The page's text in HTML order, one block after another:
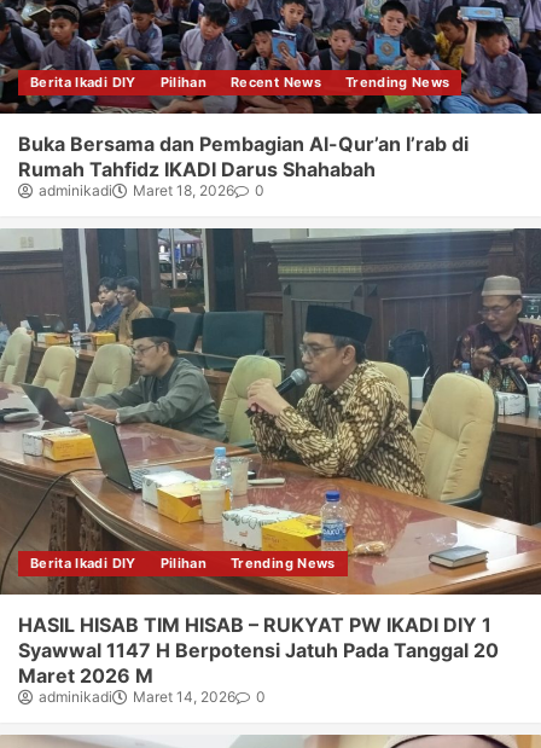
Berita Ikadi DIY Pilihan Recent News Trending News
Buka Bersama dan Pembagian Al-Qur’an I’rab di
Rumah Tahfidz IKADI Darus Shahabah
adminikadi Maret 18, 2026 0
Berita Ikadi DIY Pilihan Trending News
HASIL HISAB TIM HISAB – RUKYAT PW IKADI DIY 1
Syawwal 1147 H Berpotensi Jatuh Pada Tanggal 20
Maret 2026 M
adminikadi Maret 14, 2026 0